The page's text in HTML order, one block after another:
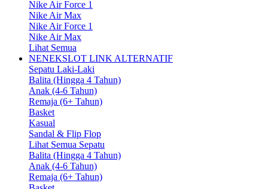
Nike Air Force 1
Nike Air Max
Nike Air Force 1
Nike Air Max
Lihat Semua
NENEKSLOT LINK ALTERNATIF
Sepatu Laki-Laki
Balita (Hingga 4 Tahun)
Anak (4-6 Tahun)
Remaja (6+ Tahun)
Basket
Kasual
Sandal & Flip Flop
Lihat Semua Sepatu
Balita (Hingga 4 Tahun)
Anak (4-6 Tahun)
Remaja (6+ Tahun)